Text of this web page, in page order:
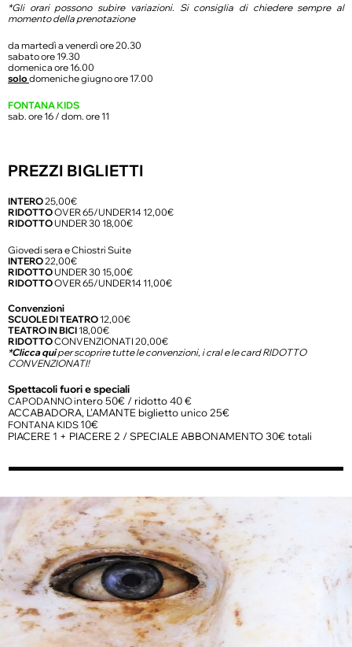
*Gli orari possono subire variazioni. Si consiglia di chiedere sempre al
momento della prenotazione
da martedì a venerdì ore 20.30
sabato ore 19.30
domenica ore 16.00
solodomeniche giugno ore 17.00
FONTANA KIDS
sab. ore 16 / dom. ore 11
PREZZI BIGLIETTI
INTERO25,00€
RIDOTTOOVER 65/UNDER14 12,00€
RIDOTTOUNDER 30 18,00€
Giovedi sera e Chiostri Suite
INTERO22,00€
RIDOTTOUNDER 30 15,00€
RIDOTTOOVER 65/UNDER14 11,00€
Convenzioni
SCUOLE DI TEATRO 12,00€
TEATRO IN BICI 18,00€
RIDOTTOCONVENZIONATI 20,00€
*Clicca quiper scoprire tutte le convenzioni, i cral e le card RIDOTTO
CONVENZIONATI!
Spettacoli fuori e speciali
CAPODANNO intero 50€ / ridotto 40 €
ACCABADORA, L’AMANTEbiglietto unico 25€
FONTANA KIDS 10€
PIACERE 1 + PIACERE 2 / SPECIALE ABBONAMENTO 30€ totali